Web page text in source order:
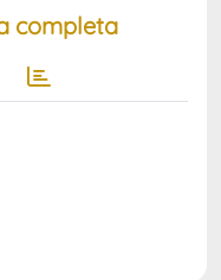
completa